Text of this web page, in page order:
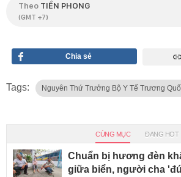
Theo TIỀN PHONG
(GMT +7)
Chia sẻ
Tags: Nguyên Thứ Trưởng Bộ Y Tế Trương
CÙNG MỤC ĐANG HOT
Chuẩn bị hương đèn
giữa biển, người cha